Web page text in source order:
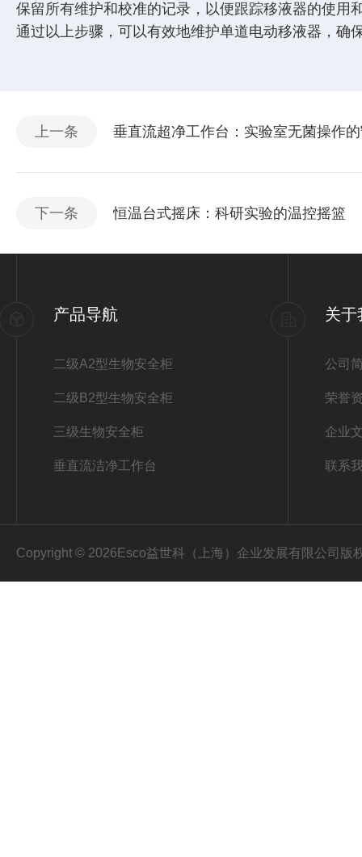
保留所有维护和校准的记录，以便跟踪移液器的使用
通过以上步骤，可以有效地维护单道电动移液器，确
上一条 垂直流超净工作台：实验室无菌操作
下一条 恒温台式摇床：科研实验的温控摇篮
产品导航
二级A2型生物安全柜
二级B2型生物安全柜
三级生物安全柜
垂直流洁净工作台
关于
公司
荣誉
企业
联系
Copyright © 2026Esco益世科（上海）企业发展有限公司